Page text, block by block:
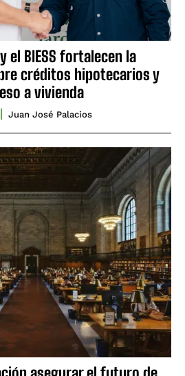
el BIESS fortalecen la
créditos hipotecarios y
a vivienda
Juan José Palacios